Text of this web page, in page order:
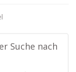
Suche nach